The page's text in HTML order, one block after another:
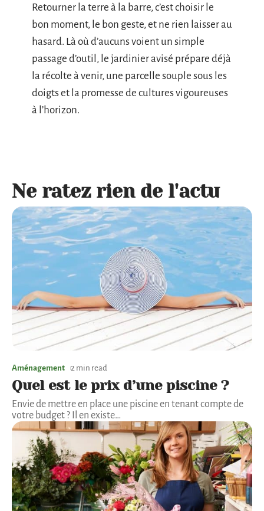
Retourner la terre à la barre, c’est choisir le
bon moment, le bon geste, et ne rien laisser au
hasard. Là où d’aucuns voient un simple
passage d’outil, le jardinier avisé prépare déjà
la récolte à venir, une parcelle souple sous les
doigts et la promesse de cultures vigoureuses
à l’horizon.
Ne ratez rien de l'actu
Aménagement 2 min read
Quel est le prix d’une piscine ?
Envie de mettre en place une piscine en tenant compte de
votre budget ? Il en existe…